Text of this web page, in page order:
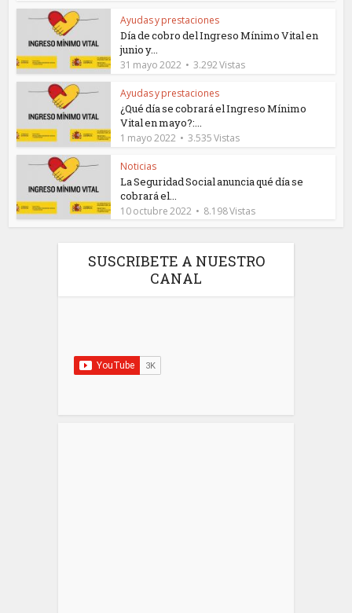
Ayudas y prestaciones
Día de cobro del Ingreso Mínimo Vital en
junio y...
31 mayo 2022 3.292 Vistas
Ayudas y prestaciones
¿Qué día se cobrará el Ingreso Mínimo
Vital en mayo?:...
1 mayo 2022 3.535 Vistas
Noticias
La Seguridad Social anuncia qué día se
cobrará el...
10 octubre 2022 8.198 Vistas
SUSCRIBETE A NUESTRO
CANAL